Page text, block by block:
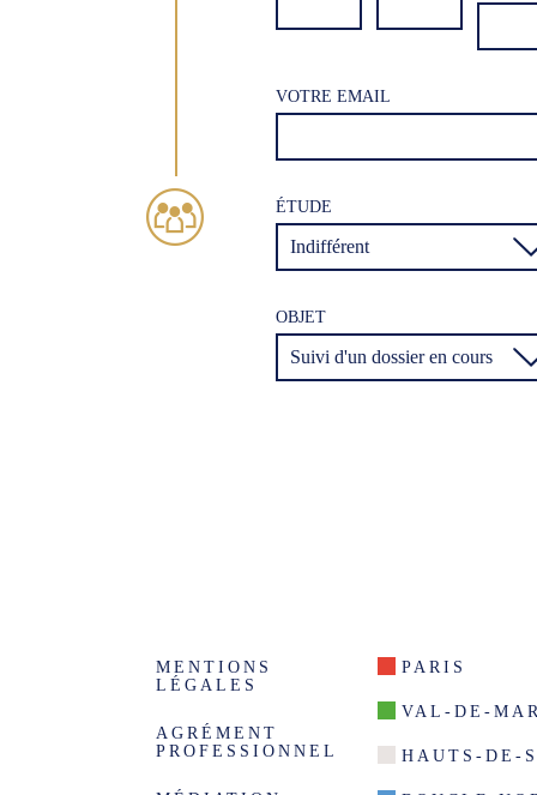

VOTRE EMAIL
ÉTUDE
OBJET
MENTIONS
LÉGALES
AGRÉMENT
PROFESSIONNEL
PARIS
VAL-DE-
HAUTS-DE-